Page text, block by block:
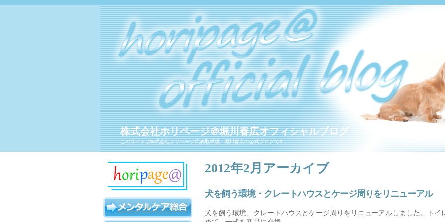
株式会社ホリページ＠堀川春広オフィシャルブログ
このサイトは株式会社ホリページ代表取締役・堀川春広の公式ブログです。
2012年2月アーカイブ
犬を飼う環境・クレートハウスとケージ周りをリニューアル
犬を飼う環境、クレートハウスとケージ周りをリニューアルしました。トイ